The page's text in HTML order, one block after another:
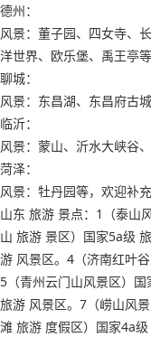
德州：
风景：董子园、四女寺、
洋世界、欧乐堡、禹王亭
聊城：
风景：东昌湖、东昌府古
临沂：
风景：蒙山、沂水大峡谷
菏泽：
风景：牡丹园等，欢迎补充
山东 旅游 景点：1（泰山
山 旅游 景区）国家5a级
游 风景区。4（济南红叶
5（青州云门山风景区）
旅游 风景区。7（崂山风
滩 旅游 度假区）国家4a